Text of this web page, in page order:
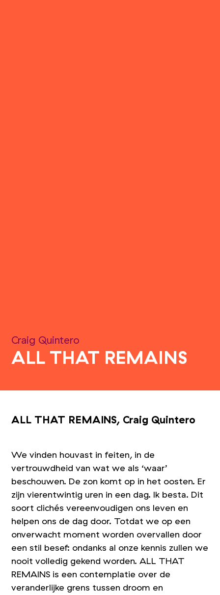
Craig Quintero
ALL THAT REMAINS
ALL THAT REMAINS, Craig Quintero
We vinden houvast in feiten, in de
vertrouwdheid van wat we als ‘waar’
beschouwen. De zon komt op in het oosten. Er
zijn vierentwintig uren in een dag. Ik besta. Dit
soort clichés vereenvoudigen ons leven en
helpen ons de dag door. Totdat we op een
onverwacht moment worden overvallen door
een stil besef: ondanks al onze kennis zullen we
nooit volledig gekend worden. ALL THAT
REMAINS is een contemplatie over de
veranderlijke grens tussen droom en